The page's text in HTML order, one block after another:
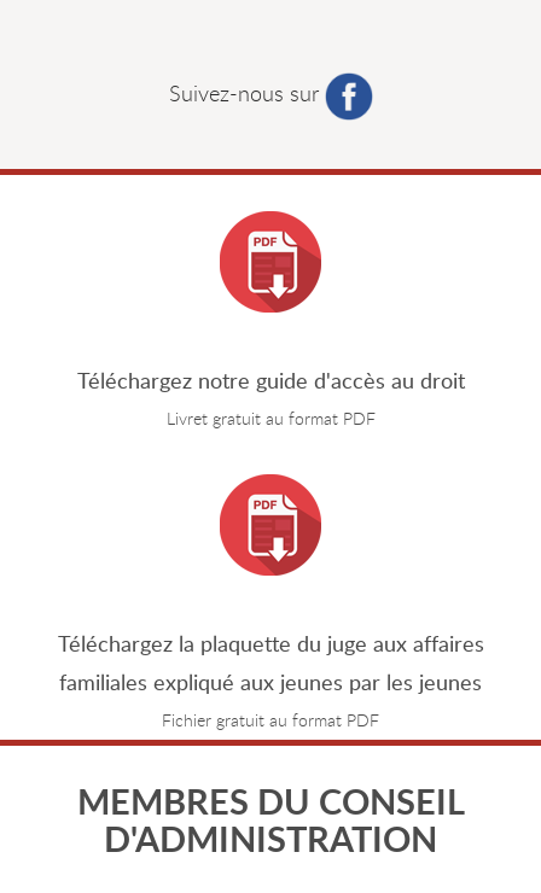
Suivez-nous sur
Téléchargez notre guide d'accès au droit
Livret gratuit au format PDF
Téléchargez la plaquette du juge aux affaires
familiales expliqué aux jeunes par les jeunes
Fichier gratuit au format PDF
MEMBRES DU CONSEIL
D'ADMINISTRATION